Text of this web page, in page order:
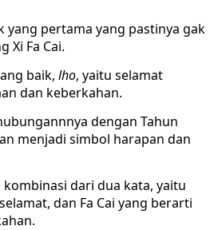
yang pertama yang pastinya gak
Xi Fa Cai.
baik, lho, yaitu selamat
dan keberkahan.
dengan Tahun
menjadi simbol harapan dan
kombinasi dari dua kata, yaitu
dan Fa Cai yang berarti